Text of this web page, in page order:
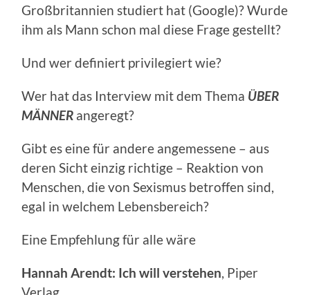
Großbritannien studiert hat (Google)? Wurde
ihm als Mann schon mal diese Frage gestellt?
Und wer definiert privilegiert wie?
Wer hat das Interview mit dem Thema ÜBER
MÄNNER angeregt?
Gibt es eine für andere angemessene – aus
deren Sicht einzig richtige – Reaktion von
Menschen, die von Sexismus betroffen sind,
egal in welchem Lebensbereich?
Eine Empfehlung für alle wäre
Hannah Arendt: Ich will verstehen, Piper
Verlag,